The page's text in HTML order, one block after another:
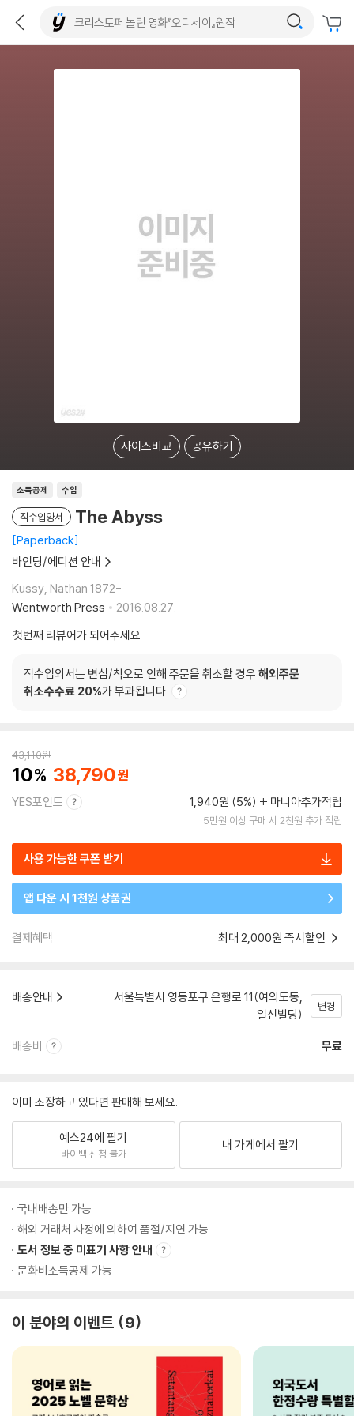
사이즈비교 공유하기
소득공제 수입
직수입양서 The Abyss
Paperback
바인딩/에디션 안내
Kussy, Nathan 1872-
Wentworth Press
2016.08.27.
첫번째 리뷰어가 되어주세요
직수입외서는 변심/착오로 인해 주문을 취소할 경우 해외주문
취소수수료 20%가 부과됩니다.
43,110원
10 38,790
YES포인트 1,940원 (5%) 마니아추가적립
5만원 이상 구매 시 2천원 추가 적립
사용 가능한 쿠폰 받기
앱 다운 시 1천원 상품권
결제혜택 최대 2,000원 즉시할인
배송안내
서울특별시 영등포구 은행로 11(여의도동,
일신빌딩)
변경
배송비 무료
이미 소장하고 있다면 판매해 보세요.
예스24에 팔기
바이백 신청 불가
내 가게에서 팔기
국내배송만 가능
해외 거래처 사정에 의하여 품절/지연 가능
도서 정보 중 미표기 사항 안내
문화비소득공제 가능
이 분야의 이벤트 9